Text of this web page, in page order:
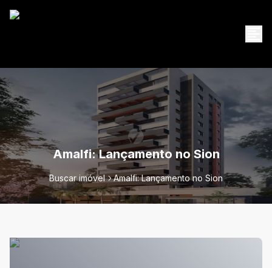
Amalfi: Lançamento no Sion
Buscar imóvel Amalfi: Lançamento no Sion